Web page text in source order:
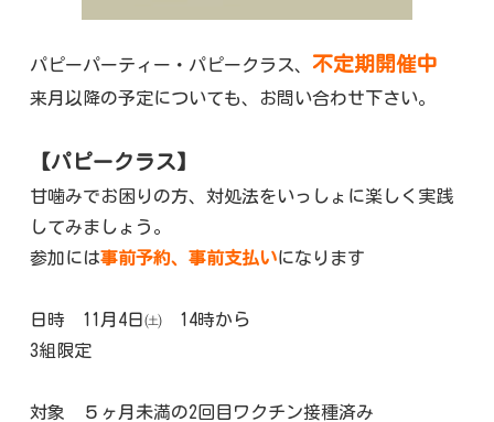
パピーパーティー・パピークラス、 不定期開催中
来月以降の予定についても、お問い合わせ下さい。
【パピークラス】
甘噛みでお困りの方、対処法をいっしょに楽しく実践
してみましょう。
参加には事前予約、事前支払いになります
日時 11月4日㈯ 14時から
3組限定
対象 ５ヶ月未満の2回目ワクチン接種済み